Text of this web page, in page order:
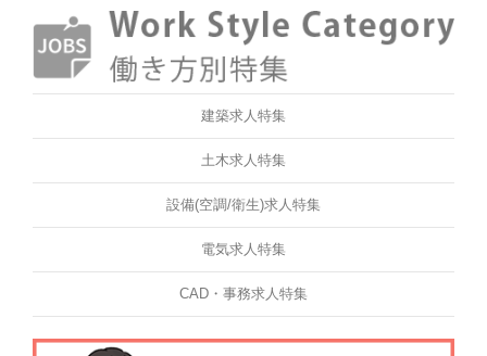
建築求人特集
土木求人特集
設備(空調/衛生)求人特集
電気求人特集
CAD・事務求人特集